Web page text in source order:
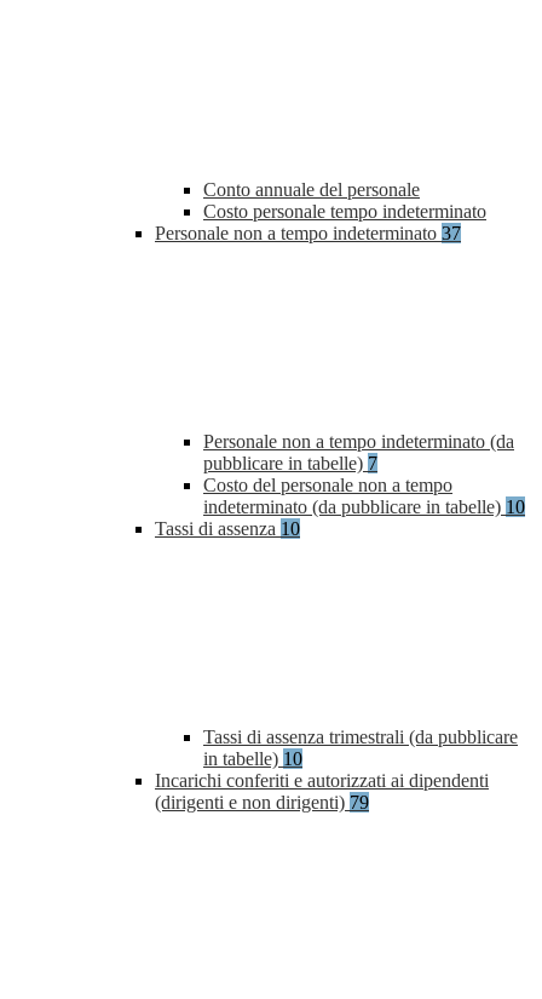
Conto annuale del personale
Costo personale tempo indeterminato
Personale non a tempo indeterminato 37
Personale non a tempo indeterminato (da
pubblicare in tabelle) 7
Costo del personale non a tempo
indeterminato (da pubblicare in tabelle) 10
Tassi di assenza 10
Tassi di assenza trimestrali (da pubblicare
in tabelle) 10
Incarichi conferiti e autorizzati ai dipendenti
(dirigenti e non dirigenti) 79